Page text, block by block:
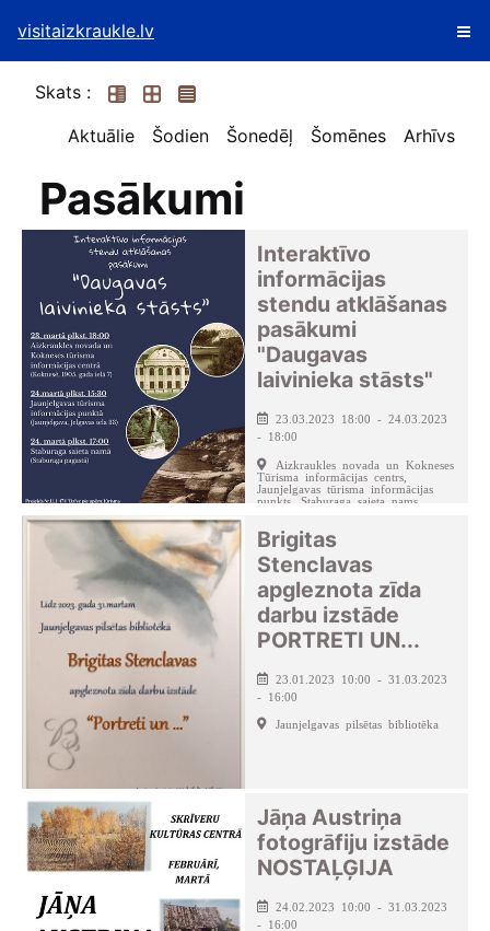
visitaizkraukle.lv
Skats :
Aktuālie
Šodien Šonedēļ Šomēnes Arhīvs
Pasākumi
Interaktīvo
informācijas
stendu atklāšanas
pasākumi
"Daugavas
laivinieka stāsts"
23.03.2023 18:00 - 24.03.2023
- 18:00
Aizkraukles novada un Kokneses
Tūrisma informācijas centrs,
Jaunjelgavas tūrisma informācijas
punkts, Staburaga saieta nams
Brigitas
Stenclavas
apgleznota zīda
darbu izstāde
PORTRETI UN...
23.01.2023 10:00 - 31.03.2023
- 16:00
Jaunjelgavas pilsētas bibliotēka
Jāņa Austriņa
fotogrāfiju izstāde
NOSTAĻĢIJA
24.02.2023 10:00 - 31.03.2023
- 16:00